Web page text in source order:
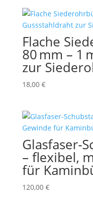
Flache
80 mm – 1
zur
18,00 €
Glasfaser-
– flexibel,
für
120,00 €